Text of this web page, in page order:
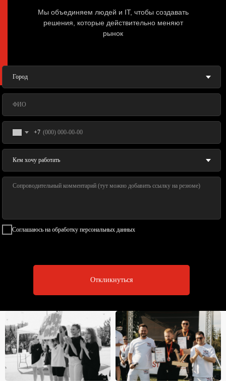
Мы объединяем людей и IT, чтобы создавать
решения, которые действительно меняют
рынок
+7
Соглашаюсь на обработку персональных данных
Откликнуться